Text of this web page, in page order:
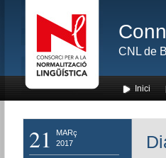
CNL de
Inici
21
MARç
2017